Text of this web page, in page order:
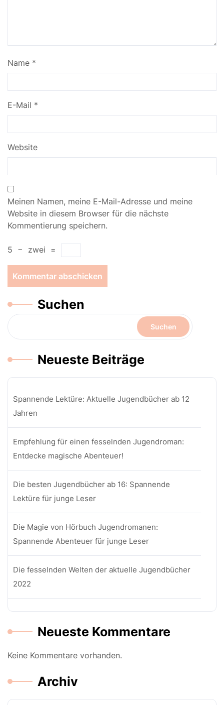
Name *
E-Mail *
Website
Meinen Namen, meine E-Mail-Adresse und meine
Website in diesem Browser für die nächste
Kommentierung speichern.
5 − zwei =
Suchen
Suchen
Neueste Beiträge
Spannende Lektüre: Aktuelle Jugendbücher ab 12
Jahren
Empfehlung für einen fesselnden Jugendroman:
Entdecke magische Abenteuer!
Die besten Jugendbücher ab 16: Spannende
Lektüre für junge Leser
Die Magie von Hörbuch Jugendromanen:
Spannende Abenteuer für junge Leser
Die fesselnden Welten der aktuelle Jugendbücher
2022
Neueste Kommentare
Keine Kommentare vorhanden.
Archiv